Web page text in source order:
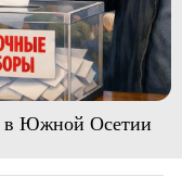
в Южной Осетии